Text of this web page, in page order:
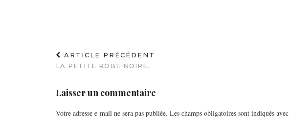
ARTICLE PRÉCÉDENT
LA PETITE ROBE NOIRE.
Laisser un commentaire
Votre adresse e-mail ne sera pas publiée. Les champs obligatoires sont indiqués avec